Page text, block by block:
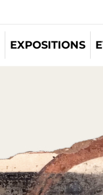
EXPOSITIONS